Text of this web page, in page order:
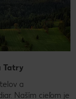
Tatry
a
Naším cieľom je